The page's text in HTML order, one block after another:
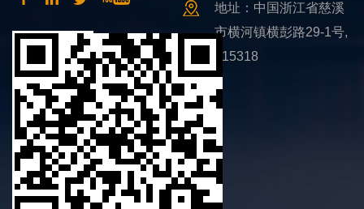
地址：中国浙江省慈溪
市横河镇横彭路29-1号,
315318